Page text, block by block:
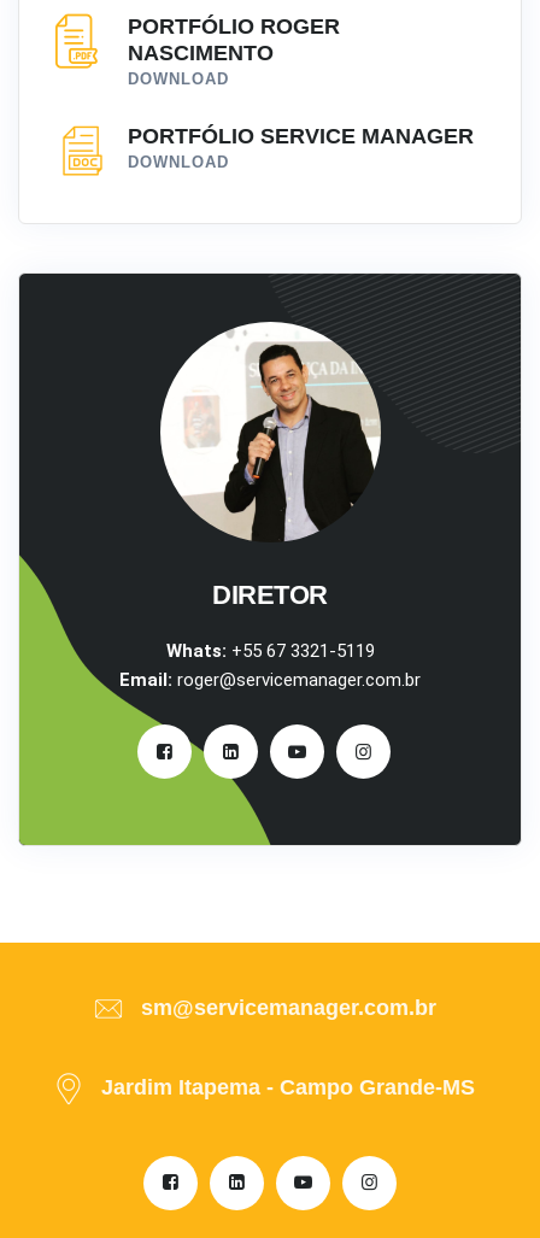
PORTFÓLIO ROGER
NASCIMENTO
DOWNLOAD
PORTFÓLIO SERVICE MANAGER
DOWNLOAD
DIRETOR
Whats: +55 67 3321-5119
Email: roger@servicemanager.com.br
sm@servicemanager.com.br
Jardim Itapema - Campo Grande-MS